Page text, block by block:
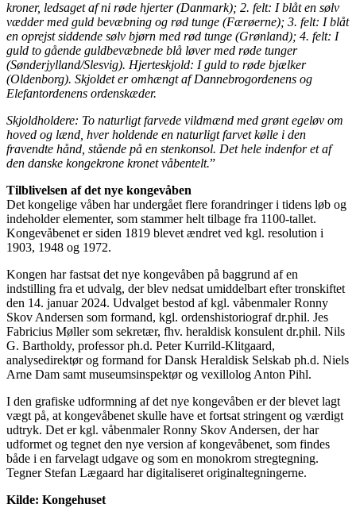
kroner, ledsaget af ni røde hjerter (Danmark); 2. felt: I blåt en sølv
vædder med guld bevæbning og rød tunge (Færøerne); 3. felt: I blåt
en oprejst siddende sølv bjørn med rød tunge (Grønland); 4. felt: I
guld to gående guldbevæbnede blå løver med røde tunger
(Sønderjylland/Slesvig). Hjerteskjold: I guld to røde bjælker
(Oldenborg). Skjoldet er omhængt af Dannebrogordenens og
Elefantordenens ordenskæder.
Skjoldholdere: To naturligt farvede vildmænd med grønt egeløv om
hoved og lænd, hver holdende en naturligt farvet kølle i den
fravendte hånd, stående på en stenkonsol. Det hele indenfor et af
den danske kongekrone kronet våbentelt.”
Tilblivelsen af det nye kongevåben
Det kongelige våben har undergået flere forandringer i tidens løb og
indeholder elementer, som stammer helt tilbage fra 1100-tallet.
Kongevåbenet er siden 1819 blevet ændret ved kgl. resolution i
1903, 1948 og 1972.
Kongen har fastsat det nye kongevåben på baggrund af en
indstilling fra et udvalg, der blev nedsat umiddelbart efter tronskiftet
den 14. januar 2024. Udvalget bestod af kgl. våbenmaler Ronny
Skov Andersen som formand, kgl. ordenshistoriograf dr.phil. Jes
Fabricius Møller som sekretær, fhv. heraldisk konsulent dr.phil. Nils
G. Bartholdy, professor ph.d. Peter Kurrild-Klitgaard,
analysedirektør og formand for Dansk Heraldisk Selskab ph.d. Niels
Arne Dam samt museumsinspektør og vexillolog Anton Pihl.
I den grafiske udformning af det nye kongevåben er der blevet lagt
vægt på, at kongevåbenet skulle have et fortsat stringent og værdigt
udtryk. Det er kgl. våbenmaler Ronny Skov Andersen, der har
udformet og tegnet den nye version af kongevåbenet, som findes
både i en farvelagt udgave og som en monokrom stregtegning.
Tegner Stefan Lægaard har digitaliseret originaltegningerne.
Kilde: Kongehuset